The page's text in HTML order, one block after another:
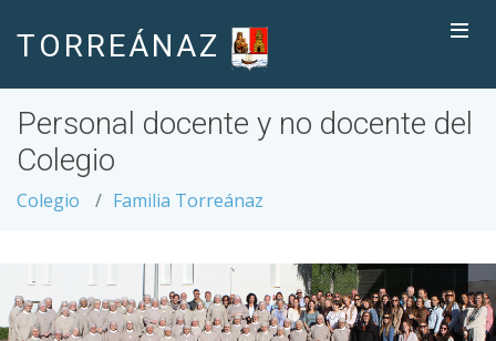
TORREÁNAZ
Personal docente y no docente del
Colegio
Colegio Familia Torreánaz